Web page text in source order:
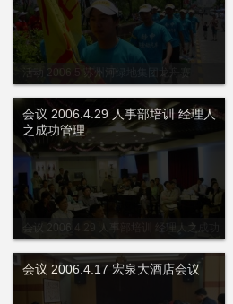
活动 2006.5 苏州河绿地集团龙舟赛
会议 2006.4.29 人事部培训 经理人之成功
会议 2006.4.29 人事部培训 经理人
之成功管理
会议 2006.4.17 宏泉大酒店会议